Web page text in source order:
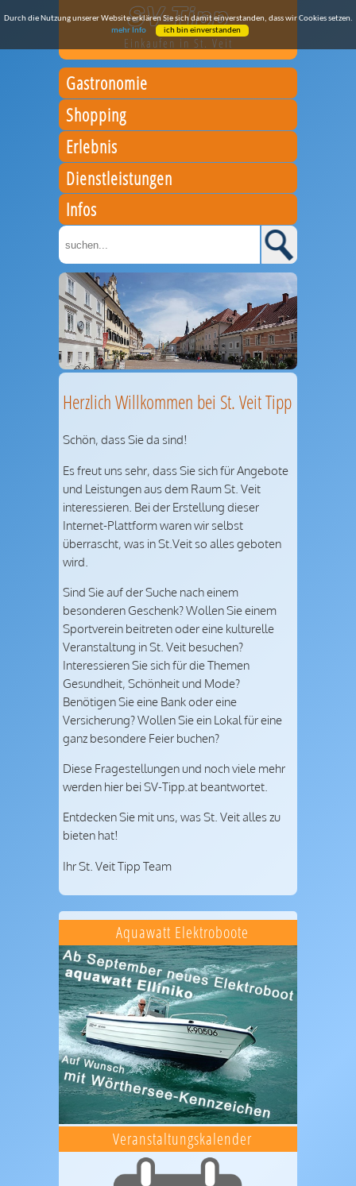
Durch die Nutzung unserer Website erklären Sie sich damit einverstanden, dass wir Cookies setzen.
mehr Info
ich bin einverstanden
Einkaufen in St. Veit
Gastronomie
Shopping
Erlebnis
Dienstleistungen
Infos
Herzlich Willkommen bei St. Veit Tipp
Schön, dass Sie da sind!
Es freut uns sehr, dass Sie sich für Angebote
und Leistungen aus dem Raum St. Veit
interessieren. Bei der Erstellung dieser
Internet-Plattform waren wir selbst
überrascht, was in St.Veit so alles geboten
wird.
Sind Sie auf der Suche nach einem
besonderen Geschenk? Wollen Sie einem
Sportverein beitreten oder eine kulturelle
Veranstaltung in St. Veit besuchen?
Interessieren Sie sich für die Themen
Gesundheit, Schönheit und Mode?
Benötigen Sie eine Bank oder eine
Versicherung? Wollen Sie ein Lokal für eine
ganz besondere Feier buchen?
Diese Fragestellungen und noch viele mehr
werden hier bei SV-Tipp.at beantwortet.
Entdecken Sie mit uns, was St. Veit alles zu
bieten hat!
Ihr St. Veit Tipp Team
Aquawatt Elektroboote
Veranstaltungskalender